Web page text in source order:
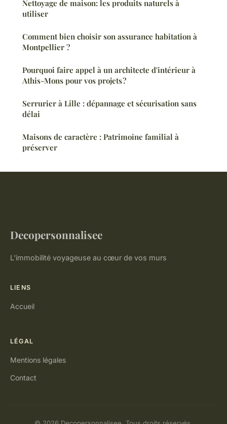
Nettoyage de maison: les produits naturels à
utiliser
Comment bien choisir son assurance habitation à
Montpellier ?
Pourquoi faire appel à un architecte d'intérieur à
Athis-Mons pour vos projets ?
Serrurier à Lille : dépannage et sécurisation sans
délai
Maisons de caractère : Patrimoine familial à
préserver
Decopersonnalisee
L'immobilité voyageuse au cœur de vos murs
LIENS
Accueil
LÉGAL
Mentions légales
Contact